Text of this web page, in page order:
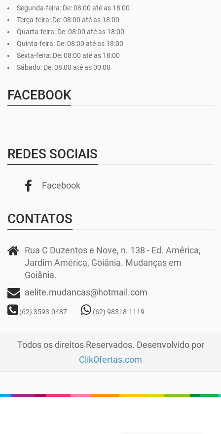
Segunda-feira: De: 08:00 até as 18:00
Terça-feira: De: 08:00 até as 18:00
Quarta-feira: De: 08:00 até as 18:00
Quinta-feira: De: 08:00 até as 18:00
Sexta-feira: De: 08:00 até as 18:00
Sábado: De: 08:00 até as 00:00
FACEBOOK
REDES SOCIAIS
Facebook
CONTATOS
Rua C Duzentos e Nove, n. 138 - Ed. América,
Jardim América, Goiânia. Mudanças em
Goiânia.
aelite.mudancas@hotmail.com
(62) 3593-0487 (62) 98318-1119
Todos os direitos Reservados. Desenvolvido por
ClikOfertas.com